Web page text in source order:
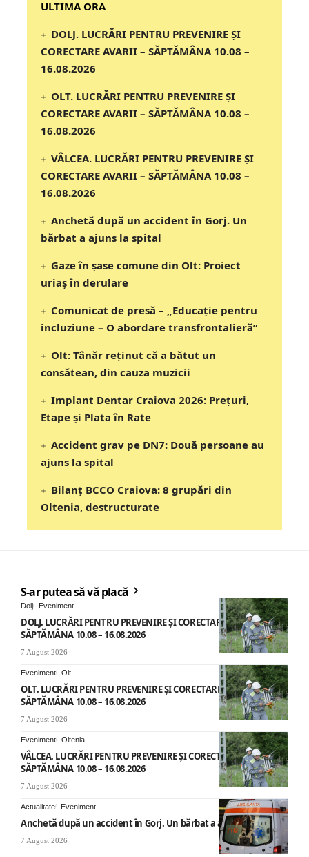
‎‎‎‎‎‎‎ULTIMA ORA
DOLJ. LUCRĂRI PENTRU PREVENIRE ȘI
CORECTARE AVARII – SĂPTĂMÂNA 10.08 –
16.08.2026
OLT. LUCRĂRI PENTRU PREVENIRE ȘI
CORECTARE AVARII – SĂPTĂMÂNA 10.08 –
16.08.2026
VÂLCEA. LUCRĂRI PENTRU PREVENIRE ȘI
CORECTARE AVARII – SĂPTĂMÂNA 10.08 –
16.08.2026
Anchetă după un accident în Gorj. Un
bărbat a ajuns la spital
Gaze în șase comune din Olt: Proiect
uriaș în derulare
Comunicat de presă – „Educație pentru
incluziune – O abordare transfrontalieră”
Olt: Tânăr reţinut că a bătut un
consătean, din cauza muzicii
Implant Dentar Craiova 2026: Preţuri,
Etape şi Plata în Rate
Accident grav pe DN7: Două persoane au
ajuns la spital
Bilanț BCCO Craiova: 8 grupări din
Oltenia, destructurate
S-ar putea să vă placă
Dolj Eveniment
DOLJ. LUCRĂRI PENTRU PREVENIRE ȘI CORECTARE AVARII –
SĂPTĂMÂNA 10.08 – 16.08.2026
7 August 2026
Eveniment Olt
OLT. LUCRĂRI PENTRU PREVENIRE ȘI CORECTARE AVARII –
SĂPTĂMÂNA 10.08 – 16.08.2026
7 August 2026
Eveniment Oltenia
VÂLCEA. LUCRĂRI PENTRU PREVENIRE ȘI CORECTARE AVARII –
SĂPTĂMÂNA 10.08 – 16.08.2026
7 August 2026
Actualitate Eveniment
Anchetă după un accident în Gorj. Un bărbat a ajuns la spital
7 August 2026